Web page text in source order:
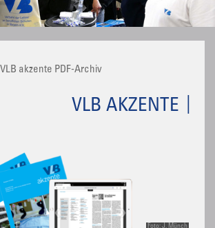
VLB akzente PDF-Archiv
VLB AKZENTE